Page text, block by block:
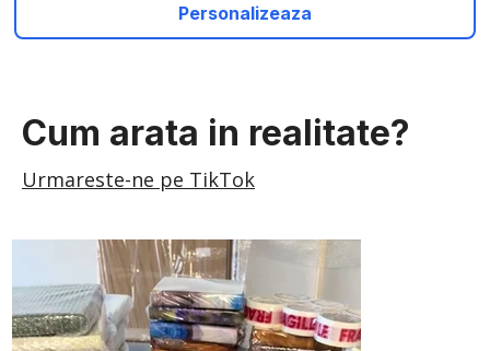
Personalizeaza
Cum arata in realitate?
Urmareste-ne pe TikTok